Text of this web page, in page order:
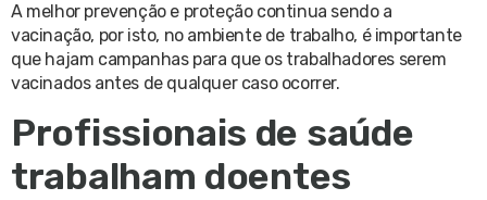
A melhor prevenção e proteção continua sendo a
vacinação, por isto, no ambiente de trabalho, é importante
que hajam campanhas para que os trabalhadores serem
vacinados antes de qualquer caso ocorrer.
Profissionais de saúde
trabalham doentes